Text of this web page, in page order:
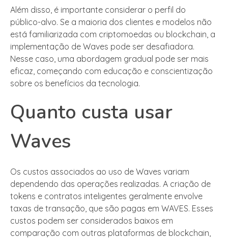
Além disso, é importante considerar o perfil do
público-alvo. Se a maioria dos clientes e modelos não
está familiarizada com criptomoedas ou blockchain, a
implementação de Waves pode ser desafiadora.
Nesse caso, uma abordagem gradual pode ser mais
eficaz, começando com educação e conscientização
sobre os benefícios da tecnologia.
Quanto custa usar
Waves
Os custos associados ao uso de Waves variam
dependendo das operações realizadas. A criação de
tokens e contratos inteligentes geralmente envolve
taxas de transação, que são pagas em WAVES. Esses
custos podem ser considerados baixos em
comparação com outras plataformas de blockchain,